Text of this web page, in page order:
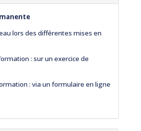
lors des différentes mises en
: sur un exercice de
: via un formulaire en ligne